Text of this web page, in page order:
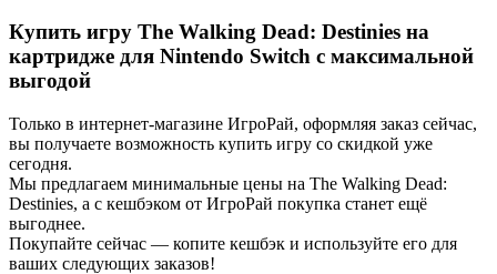
Купить игру The Walking Dead: Destinies на
картридже для Nintendo Switch с максимальной
выгодой
Только в интернет-магазине ИгроРай, оформляя заказ сейчас,
вы получаете возможность купить игру со скидкой уже
сегодня.
Мы предлагаем минимальные цены на The Walking Dead:
Destinies, а с кешбэком от ИгроРай покупка станет ещё
выгоднее.
Покупайте сейчас — копите кешбэк и используйте его для
ваших следующих заказов!